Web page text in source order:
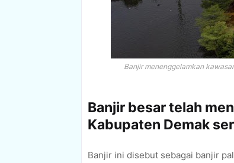
Banjir menenggelamkan
Banjir besar telah
Kabupaten Demak
Banjir ini disebut sebagai banjir